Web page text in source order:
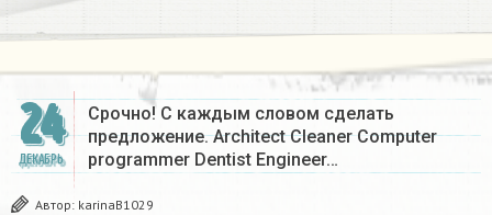
24
ДЕКАБРЬ
Срочно! С каждым словом сделать
предложение. Architect Cleaner Computer
programmer Dentist Engineer…
Автор: karinaB1029